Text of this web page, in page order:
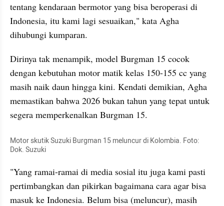
tentang kendaraan bermotor yang bisa beroperasi di
Indonesia, itu kami lagi sesuaikan," kata Agha
dihubungi kumparan.
Dirinya tak menampik, model Burgman 15 cocok
dengan kebutuhan motor matik kelas 150-155 cc yang
masih naik daun hingga kini. Kendati demikian, Agha
memastikan bahwa 2026 bukan tahun yang tepat untuk
segera memperkenalkan Burgman 15.
Motor skutik Suzuki Burgman 15 meluncur di Kolombia. Foto:
Dok. Suzuki
"Yang ramai-ramai di media sosial itu juga kami pasti
pertimbangkan dan pikirkan bagaimana cara agar bisa
masuk ke Indonesia. Belum bisa (meluncur), masih